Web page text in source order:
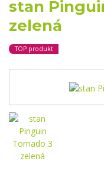
stan
zelená
TOP produkt